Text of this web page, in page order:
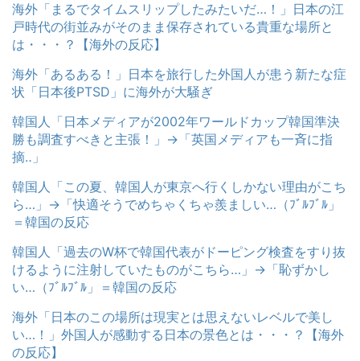
海外「まるでタイムスリップしたみたいだ…！」日本の江
戸時代の街並みがそのまま保存されている貴重な場所と
は・・・？【海外の反応】
海外「あるある！」日本を旅行した外国人が患う新たな症
状「日本後PTSD」に海外が大騒ぎ
韓国人「日本メディアが2002年ワールドカップ韓国準決
勝も調査すべきと主張！」→「英国メディアも一斉に指
摘‥」
韓国人「この夏、韓国人が東京へ行くしかない理由がこち
ら…」→「快適そうでめちゃくちゃ羨ましい…（ﾌﾞﾙﾌﾞﾙ」
＝韓国の反応
韓国人「過去のW杯で韓国代表がドーピング検査をすり抜
けるように注射していたものがこちら…」→「恥ずかし
い…（ﾌﾞﾙﾌﾞﾙ」＝韓国の反応
海外「日本のこの場所は現実とは思えないレベルで美し
い…！」外国人が感動する日本の景色とは・・・？【海外
の反応】